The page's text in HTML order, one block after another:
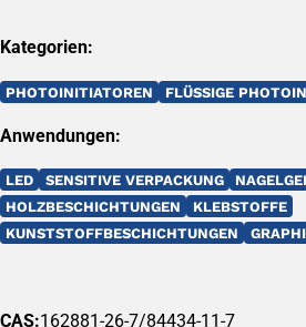
Kategorien:
PHOTOINITIATOREN FLÜSSIGE
Anwendungen:
LED SENSITIVE VERPACKUNG
HOLZBESCHICHTUNGEN
KLEBSTOFFE
KUNSTSTOFFBESCHICHTUNGEN
CAS:162881-26-7/84434-11-7